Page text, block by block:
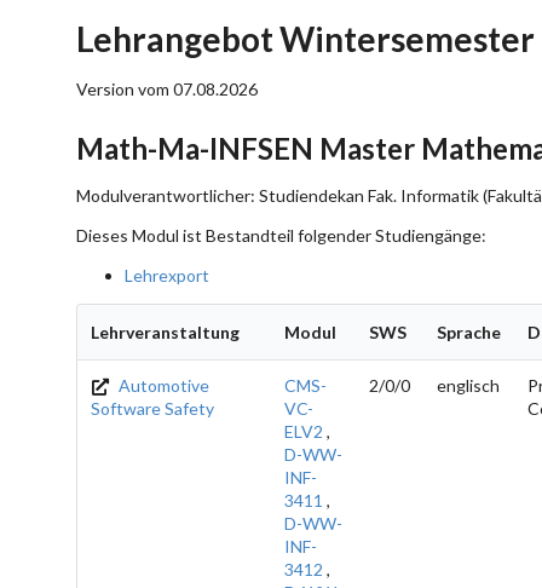
Lehrangebot
Version vom 07.08.2026
Math-Ma-INFSEN Master
Modulverantwortlicher: Studiendekan Fak. Informatik
Dieses Modul ist Bestandteil folgender Studiengänge:
Lehrexport
Lehrveranstaltung Modul SWS Sprache
Automotive
Software Safety
CMS-
VC-
ELV2 ,
D-WW-
INF-
3411 ,
D-WW-
INF-
3412 ,
2/0/0 englisch